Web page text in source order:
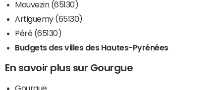
Mauvezin (65130)
Artiguemy (65130)
Péré (65130)
Budgets des villes des Hautes-Pyrénées
En savoir plus sur Gourgue
Gourgue